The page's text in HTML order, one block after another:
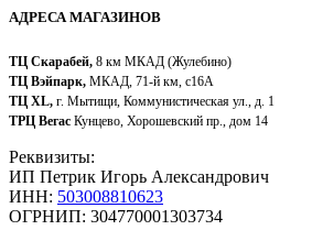
АДРЕСА МАГАЗИНОВ
ТЦ Скарабей, 8 км МКАД (Жулебино)
ТЦ Вэйпарк, МКАД, 71-й км, с16А
ТЦ XL, г. Мытищи, Коммунистическая ул., д. 1
ТРЦ Вегас Кунцево, Хорошевский пр., дом 14
Реквизиты:
ИП Петрик Игорь Александрович
ИНН: 503008810623
ОГРНИП: 304770001303734​